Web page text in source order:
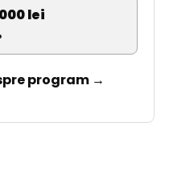
lei
program →